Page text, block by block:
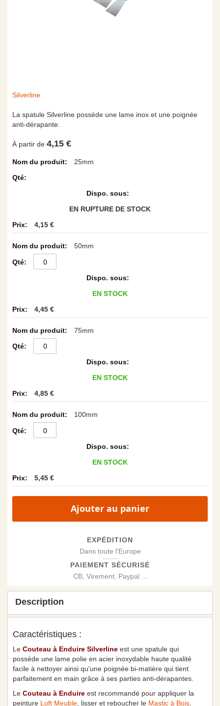
Silverline
La spatule Silverline possède une lame inox et une poignée
anti-dérapante.
À partir de 4,15 €
Articles
produit
25mm
EN RUPTURE DE STOCK
4,15 €
50mm
EN STOCK
4,45 €
75mm
EN STOCK
4,85 €
100mm
EN STOCK
5,45 €
Ajouter au panier
EXPÉDITION
Dans toute l'Europe
PAIEMENT SÉCURISÉ
CB, Virement, Paypal ...
Skip
the
beginning
the
gallery
Description
Caractéristiques :
Le Couteau à Enduire Silverline est une spatule qui
possède une lame polie en acier inoxydable haute qualité
facile à nettoyer ainsi qu'une poignée bi-matière qui tient
parfaitement en main grâce à ses parties anti-dérapantes.
Le Couteau à Enduire est recommandé pour appliquer la
peinture Loft Meuble , lisser et reboucher le Mastic à Bois